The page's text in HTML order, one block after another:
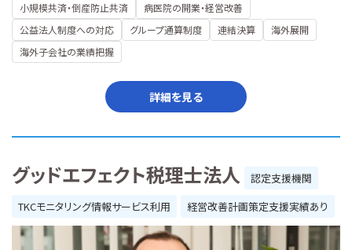
小規模共済・倒産防止共済
病医院の開業・経営改善
公益法人制度への対応
グループ通算制度 連結決算
海外展開
海外子会社の業績把握
詳細を見る
グッドエフェクト税理士法人
認定支援機関
TKCモニタリング情報サービス利用
経営改善計画策定支援実績あり